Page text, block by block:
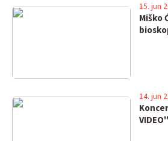
Miško
15. jun
VIDEO''
14. jun